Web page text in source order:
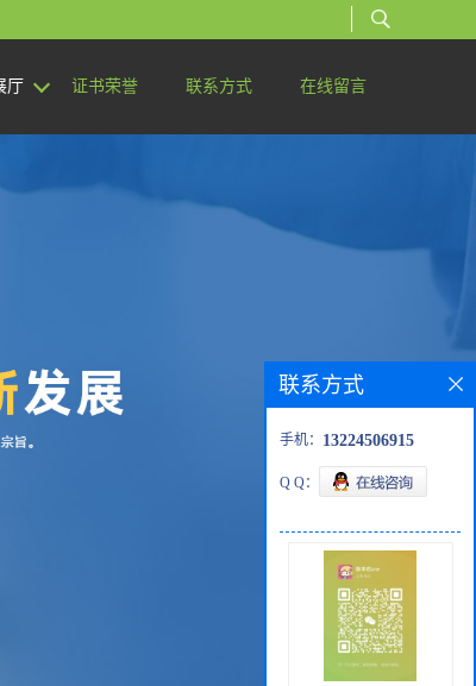
厅 证书荣誉 联系方式 在线留言
联系方式
手机： 13224506915
Q Q：